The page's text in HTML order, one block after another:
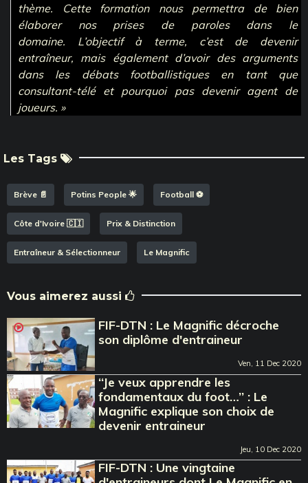
thème. Cette formation nous permettra de bien
élaborer nos prises de paroles dans le
domaine. L’objectif à terme, c’est de devenir
entraîneur, mais également d’avoir des arguments
dans les débats footballistiques en tant que
consultant-télé et pourquoi pas devenir agent de
joueurs. »
Les Tags
Brève 📄 Potins People 🌟 Football ⚽️
Côte d'Ivoire 🇨🇮 Prix & Distinction
Entraîneur & Sélectionneur Le Magnific
Vous aimerez aussi
FIF-DTN : Le Magnific décroche
son diplôme d'entraineur
Ven, 11 Dec 2020
‘‘Je veux apprendre les
fondamentaux du foot…’’ : Le
Magnific explique son choix de
devenir entraineur
Jeu, 10 Dec 2020
FIF-DTN : Une vingtaine